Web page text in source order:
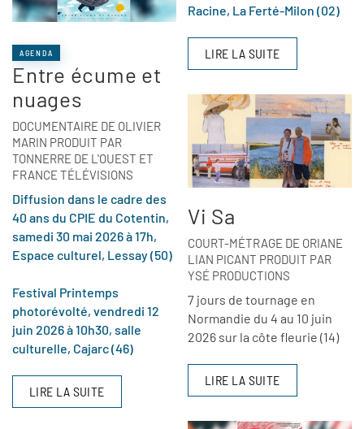
AGENDA
Entre écume et
nuages
DOCUMENTAIRE DE OLIVIER
MARIN PRODUIT PAR
TONNERRE DE L'OUEST ET
FRANCE TÉLÉVISIONS
Diffusion dans le cadre des
40 ans du CPIE du Cotentin,
samedi 30 mai 2026 à 17h,
Espace culturel, Lessay (50)
Festival Printemps
photorévolté, vendredi 12
juin 2026 à 10h30, salle
culturelle, Cajarc (46)
LIRE LA SUITE
Racine, La Ferté-Milon (02)
LIRE LA SUITE
Vi Sa
COURT-MÉTRAGE DE ORIANE
LIAN PICANT PRODUIT PAR
YSÉ PRODUCTIONS
7 jours de tournage en
Normandie du 4 au 10 juin
2026 sur la côte fleurie (14)
LIRE LA SUITE